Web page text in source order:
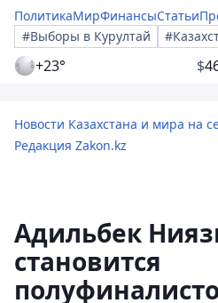
ПолитикаМирФинансыСтатьи
#Выборы в Курултай
+23° $
Новости Казахстана и мира на
Редакция Zakon.kz
Адильбек
становится